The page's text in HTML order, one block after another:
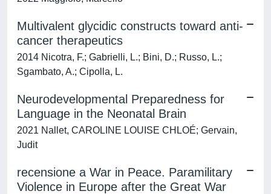
Multivalent glycidic constructs toward anti-
cancer therapeutics
2014 Nicotra, F.; Gabrielli, L.; Bini, D.; Russo, L.;
Sgambato, A.; Cipolla, L.
Neurodevelopmental Preparedness for
Language in the Neonatal Brain
2021 Nallet, CAROLINE LOUISE CHLOÉ; Gervain,
Judit
recensione a War in Peace. Paramilitary
Violence in Europe after the Great War